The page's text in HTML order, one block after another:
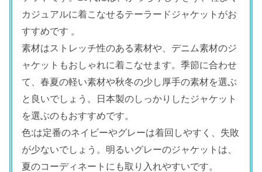
カジュアルに着こなせるテーラードジャケットがお
すすめです 。
素材はストレッチ性のある素材や、デニム素材のジ
ャケットもおしゃれに着こなせます。季節に合わせ
て、春夏の軽い素材や秋冬の少し厚手の素材を選ぶ
と良いでしょう。日本製のしっかりしたジャケット
を選ぶのもおすすめです。
色:は定番のネイビーやグレーは着回しやすく、失敗
が少ないでしょう。明るいグレーのジャケットは、
夏のコーディネートにも取り入れやすいです。